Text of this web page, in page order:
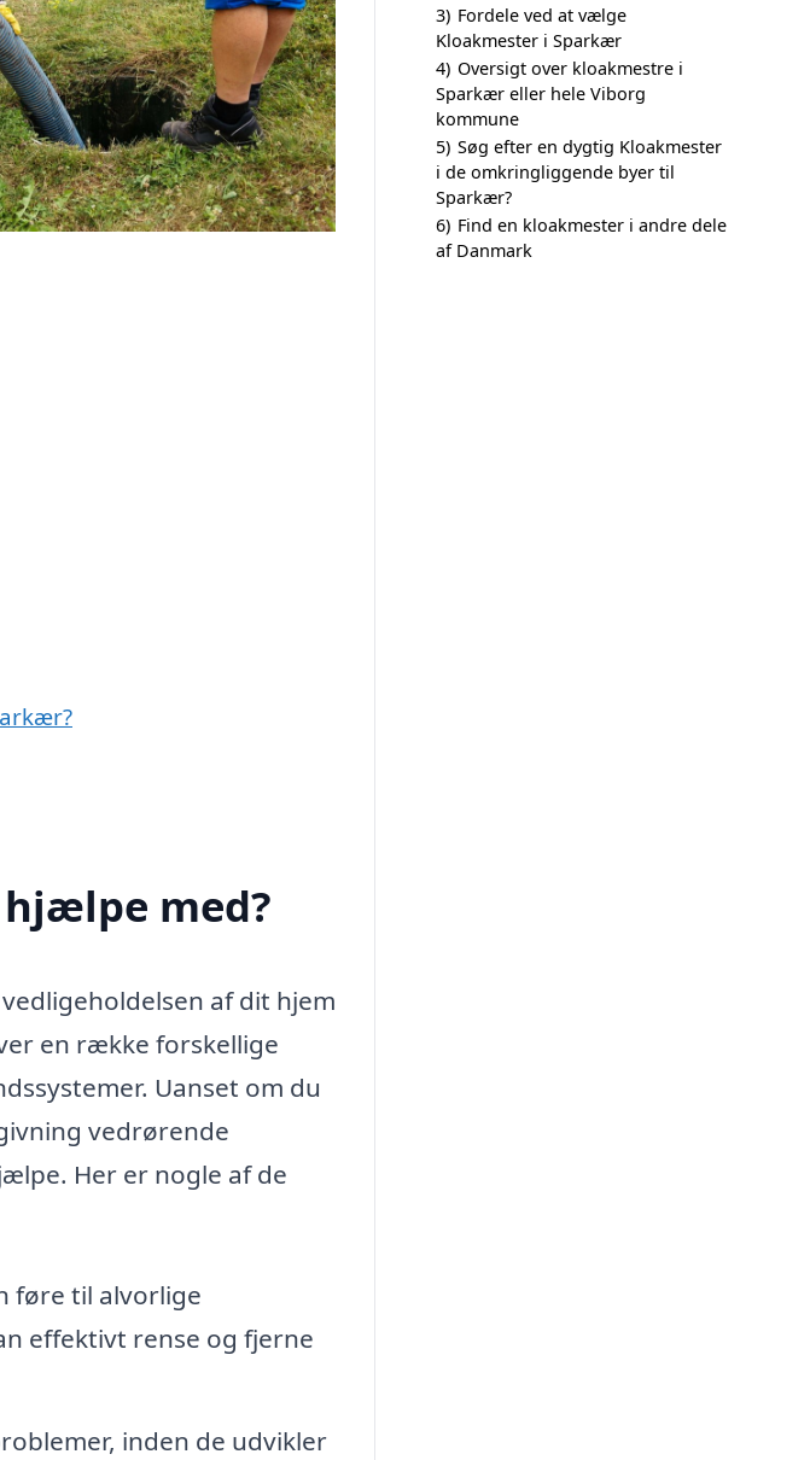
med?
af dit hjem
en række forskellige
Uanset om du
vedrørende
Her er nogle af de
føre til alvorlige
effektivt rense og fjerne
inden de udvikler
3) Fordele ved at vælge
Kloakmester i Sparkær
4) Oversigt over kloakmestre i
Sparkær eller hele Viborg
kommune
5) Søg efter en dygtig Kloakmester
i de omkringliggende byer til
Sparkær?
6) Find en kloakmester i andre dele
af Danmark